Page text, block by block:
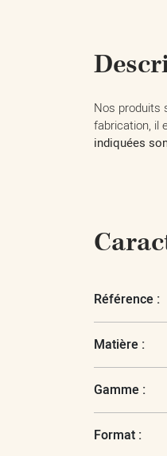
Nos produits
fabrication, il
indiquées
Référence :
Matière :
Gamme :
Format :